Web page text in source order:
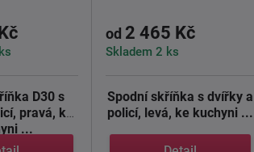
D30 s
pravá, ke
...
od 2 465 Kč
Skladem 2 ks
Spodní skříňka s dvířky a
policí, levá, ke kuchyni ...